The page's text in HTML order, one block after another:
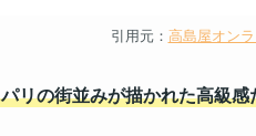
引用元： 高島屋オン
パリの街並みが描かれた高級感